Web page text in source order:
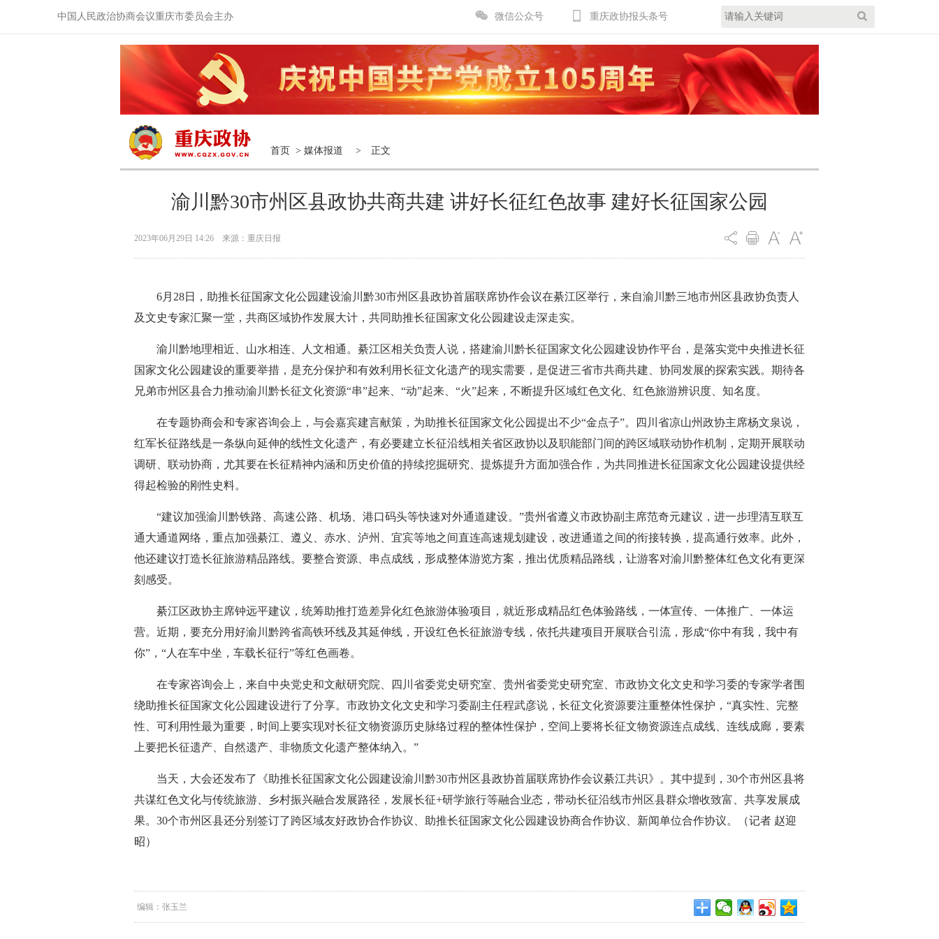
中国人民政治协商会议重庆市委员会主办 微信公众号 重庆政协报头条号
首页 > 媒体报道 > 正文
渝川黔30市州区县政协共商共建 讲好长征红色故事 建好长征国家公园
2023年06月29日 14:26 来源：重庆日报
6月28日，助推长征国家文化公园建设渝川黔30市州区县政协首届联席协作会议在綦江区举行，来自渝川黔三地市州区县政协负责人
及文史专家汇聚一堂，共商区域协作发展大计，共同助推长征国家文化公园建设走深走实。
渝川黔地理相近、山水相连、人文相通。綦江区相关负责人说，搭建渝川黔长征国家文化公园建设协作平台，是落实党中央推进长征
国家文化公园建设的重要举措，是充分保护和有效利用长征文化遗产的现实需要，是促进三省市共商共建、协同发展的探索实践。期待各
兄弟市州区县合力推动渝川黔长征文化资源“串”起来、“动”起来、“火”起来，不断提升区域红色文化、红色旅游辨识度、知名度。
在专题协商会和专家咨询会上，与会嘉宾建言献策，为助推长征国家文化公园提出不少“金点子”。四川省凉山州政协主席杨文泉说，
红军长征路线是一条纵向延伸的线性文化遗产，有必要建立长征沿线相关省区政协以及职能部门间的跨区域联动协作机制，定期开展联动
调研、联动协商，尤其要在长征精神内涵和历史价值的持续挖掘研究、提炼提升方面加强合作，为共同推进长征国家文化公园建设提供经
得起检验的刚性史料。
“建议加强渝川黔铁路、高速公路、机场、港口码头等快速对外通道建设。”贵州省遵义市政协副主席范奇元建议，进一步理清互联互
通大通道网络，重点加强綦江、遵义、赤水、泸州、宜宾等地之间直连高速规划建设，改进通道之间的衔接转换，提高通行效率。此外，
他还建议打造长征旅游精品路线。要整合资源、串点成线，形成整体游览方案，推出优质精品路线，让游客对渝川黔整体红色文化有更深
刻感受。
綦江区政协主席钟远平建议，统筹助推打造差异化红色旅游体验项目，就近形成精品红色体验路线，一体宣传、一体推广、一体运
营。近期，要充分用好渝川黔跨省高铁环线及其延伸线，开设红色长征旅游专线，依托共建项目开展联合引流，形成“你中有我，我中有
你”，“人在车中坐，车载长征行”等红色画卷。
在专家咨询会上，来自中央党史和文献研究院、四川省委党史研究室、贵州省委党史研究室、市政协文化文史和学习委的专家学者围
绕助推长征国家文化公园建设进行了分享。市政协文化文史和学习委副主任程武彦说，长征文化资源要注重整体性保护，“真实性、完整
性、可利用性最为重要，时间上要实现对长征文物资源历史脉络过程的整体性保护，空间上要将长征文物资源连点成线、连线成廊，要素
上要把长征遗产、自然遗产、非物质文化遗产整体纳入。”
当天，大会还发布了《助推长征国家文化公园建设渝川黔30市州区县政协首届联席协作会议綦江共识》。其中提到，30个市州区县将
共谋红色文化与传统旅游、乡村振兴融合发展路径，发展长征+研学旅行等融合业态，带动长征沿线市州区县群众增收致富、共享发展成
果。30个市州区县还分别签订了跨区域友好政协合作协议、助推长征国家文化公园建设协商合作协议、新闻单位合作协议。
（记者 赵迎
昭）
编辑：张玉兰